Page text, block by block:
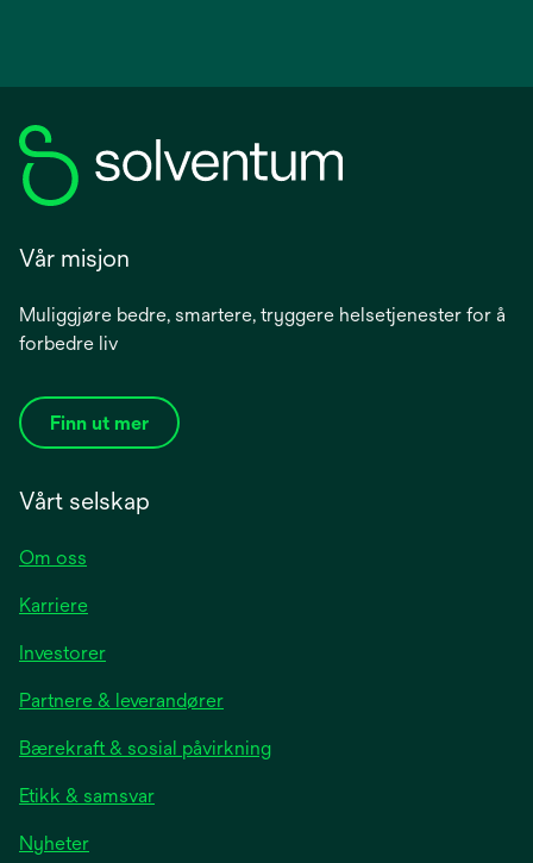
Vår misjon
Muliggjøre bedre, smartere, tryggere helsetjenester for å
forbedre liv
Finn ut mer
Vårt selskap
Om oss
Karriere
Investoreropens
a
new
Partnere & leverandører
Bærekraft & sosial påvirkning
Etikk & samsvar
Nyheteropens